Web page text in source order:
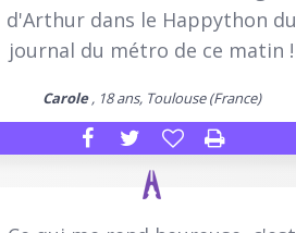
d'Arthur dans le Happython du
journal du métro de ce matin !
Carole, 18 ans, Toulouse (France)